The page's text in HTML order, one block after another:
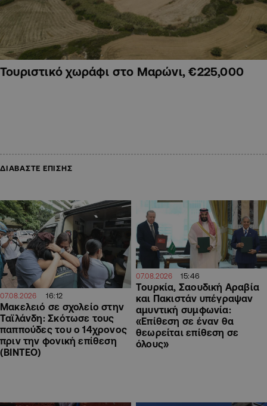
Τουριστικό χωράφι στο Μαρώνι, €225,000
ΔΙΑΒΑΣΤΕ ΕΠΙΣΗΣ
07.08.2026 16:12
Μακελειό σε σχολείο στην
Ταϊλάνδη: Σκότωσε τους
παππούδες του ο 14χρονος
πριν την φονική επίθεση
(ΒΙΝΤΕΟ)
07.08.2026 15:46
Τουρκία, Σαουδική Αραβία
και Πακιστάν υπέγραψαν
αμυντική συμφωνία:
«Επίθεση σε έναν θα
θεωρείται επίθεση σε
όλους»